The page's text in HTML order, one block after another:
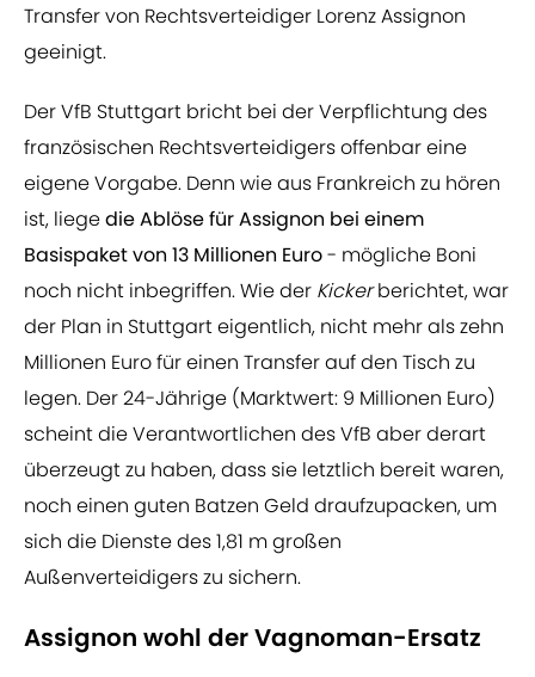
Transfer von Rechtsverteidiger Lorenz Assignon
geeinigt.
Der VfB Stuttgart bricht bei der Verpflichtung des
französischen Rechtsverteidigers offenbar eine
eigene Vorgabe. Denn wie aus Frankreich zu hören
ist, liegedie Ablöse für Assignon bei einem
Basispaket von 13 Millionen Euro- mögliche Boni
noch nicht inbegriffen. Wie der Kickerberichtet, war
der Plan in Stuttgart eigentlich, nicht mehr als zehn
Millionen Euro für einen Transfer auf den Tisch zu
legen. Der 24-Jährige (Marktwert: 9 Millionen Euro)
scheint die Verantwortlichen des VfB aber derart
überzeugt zu haben, dass sie letztlich bereit waren,
noch einen guten Batzen Geld draufzupacken, um
sich die Dienste des 1,81 m großen
Außenverteidigers zu sichern.
Assignon wohl der Vagnoman-Ersatz